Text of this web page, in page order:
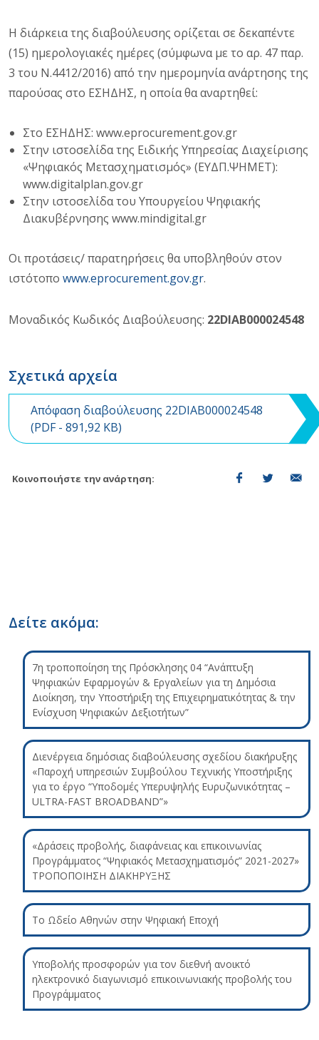
Η διάρκεια της διαβούλευσης ορίζεται σε δεκαπέντε
(15) ημερολογιακές ημέρες (σύμφωνα με το αρ. 47 παρ.
3 του Ν.4412/2016) από την ημερομηνία ανάρτησης της
παρούσας στο ΕΣΗΔΗΣ, η οποία θα αναρτηθεί:
Στο ΕΣΗΔΗΣ: www.eprocurement.gov.gr
Στην ιστοσελίδα της Ειδικής Υπηρεσίας Διαχείρισης
«Ψηφιακός Μετασχηματισμός» (ΕΥΔΠ.ΨΗΜΕΤ):
www.digitalplan.gov.gr
Στην ιστοσελίδα του Υπουργείου Ψηφιακής
Διακυβέρνησης www.mindigital.gr
Οι προτάσεις/ παρατηρήσεις θα υποβληθούν στον
ιστότοπο www.eprocurement.gov.gr.
Μοναδικός Κωδικός Διαβούλευσης: 22DIAB000024548
Σχετικά αρχεία
Απόφαση διαβούλευσης 22DIAB000024548
(PDF- 891,92 KB)
Κοινοποιήστε την ανάρτηση:
Δείτε ακόμα:
7η τροποποίηση της Πρόσκλησης 04 “Ανάπτυξη
Ψηφιακών Εφαρμογών & Εργαλείων για τη Δημόσια
Διοίκηση, την Υποστήριξη της Επιχειρηματικότητας & την
Ενίσχυση Ψηφιακών Δεξιοτήτων”
Διενέργεια δημόσιας διαβούλευσης σχεδίου διακήρυξης
«Παροχή υπηρεσιών Συμβούλου Τεχνικής Υποστήριξης
για το έργο “Υποδομές Υπερυψηλής Ευρυζωνικότητας –
ULTRA-FAST BROADBAND”»
«Δράσεις προβολής, διαφάνειας και επικοινωνίας
Προγράμματος “Ψηφιακός Μετασχηματισμός” 2021-2027»
ΤΡΟΠΟΠΟΙΗΣΗ ΔΙΑΚΗΡΥΞΗΣ
Το Ωδείο Αθηνών στην Ψηφιακή Εποχή
Υποβολής προσφορών για τον διεθνή ανοικτό
ηλεκτρονικό διαγωνισμό επικοινωνιακής προβολής του
Προγράμματος